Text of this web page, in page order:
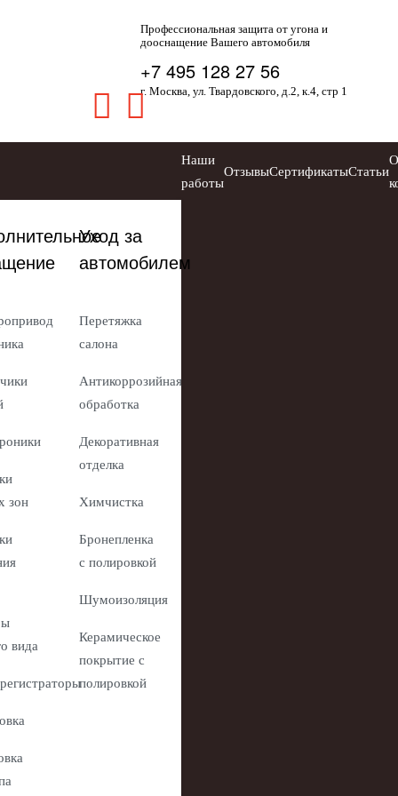
Профессиональная защита от угона и
дооснащение Вашего автомобиля
+7 495 128 27 56
г. Москва, ул. Твардовского, д.2, к.4, стр 1
зон
вида
Уход за
автомобилем
Перетяжка
салона
Антикоррозийная
обработка
Декоративная
отделка
Химчистка
Бронепленка
с полировкой
Шумоизоляция
Керамическое
покрытие с
полировкой
Наши
работы
ОтзывыСертификатыСтатьи
О